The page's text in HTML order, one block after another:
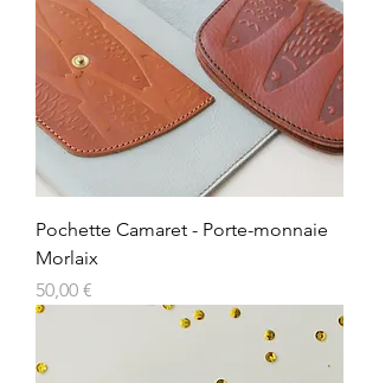
Pochette Camaret - Porte-monnaie
Morlaix
Prix
50,00 €